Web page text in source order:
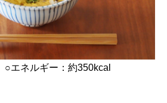
ネルギー：約350kcal